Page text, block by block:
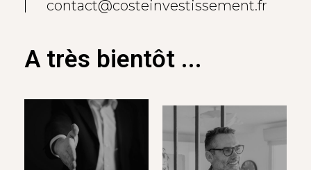
contact@costeinvestissement.fr
A très bientôt ...